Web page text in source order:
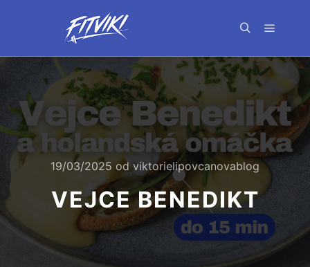
19/03/2025 odviktorielipovcanovablog
VEJCE BENEDIKT